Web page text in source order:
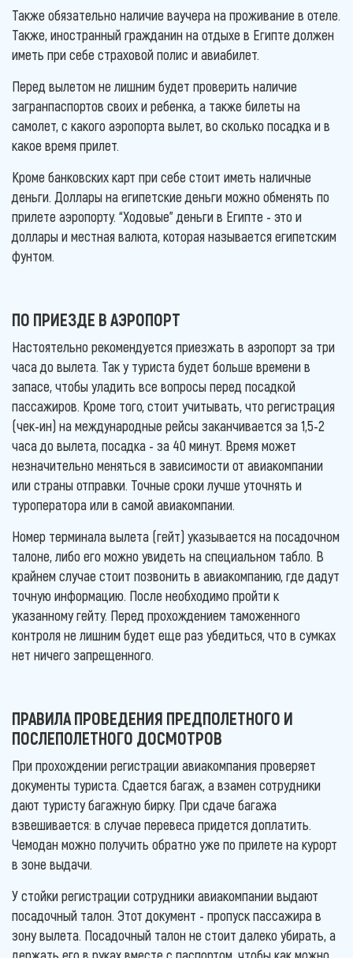
Также обязательно наличие ваучера на проживание в отеле.
Также, иностранный гражданин на отдыхе в Египте должен
иметь при себе страховой полис и авиабилет.
Перед вылетом не лишним будет проверить наличие
загранпаспортов своих и ребенка, а также билеты на
самолет, с какого аэропорта вылет, во сколько посадка и в
какое время прилет.
Кроме банковских карт при себе стоит иметь наличные
деньги. Доллары на египетские деньги можно обменять по
прилете аэропорту. “Ходовые” деньги в Египте - это и
доллары и местная валюта, которая называется египетским
фунтом.
ПО ПРИЕЗДЕ В АЭРОПОРТ
Настоятельно рекомендуется приезжать в аэропорт за три
часа до вылета. Так у туриста будет больше времени в
запасе, чтобы уладить все вопросы перед посадкой
пассажиров. Кроме того, стоит учитывать, что регистрация
(чек-ин) на международные рейсы заканчивается за 1,5-2
часа до вылета, посадка - за 40 минут. Время может
незначительно меняться в зависимости от авиакомпании
или страны отправки. Точные сроки лучше уточнять и
туроператора или в самой авиакомпании.
Номер терминала вылета (гейт) указывается на посадочном
талоне, либо его можно увидеть на специальном табло. В
крайнем случае стоит позвонить в авиакомпанию, где дадут
точную информацию. После необходимо пройти к
указанному гейту. Перед прохождением таможенного
контроля не лишним будет еще раз убедиться, что в сумках
нет ничего запрещенного.
ПРАВИЛА ПРОВЕДЕНИЯ ПРЕДПОЛЕТНОГО И
ПОСЛЕПОЛЕТНОГО ДОСМОТРОВ
При прохождении регистрации авиакомпания проверяет
документы туриста. Сдается багаж, а взамен сотрудники
дают туристу багажную бирку. При сдаче багажа
взвешивается: в случае перевеса придется доплатить.
Чемодан можно получить обратно уже по прилете на курорт
в зоне выдачи.
У стойки регистрации сотрудники авиакомпании выдают
посадочный талон. Этот документ - пропуск пассажира в
зону вылета. Посадочный талон не стоит далеко убирать, а